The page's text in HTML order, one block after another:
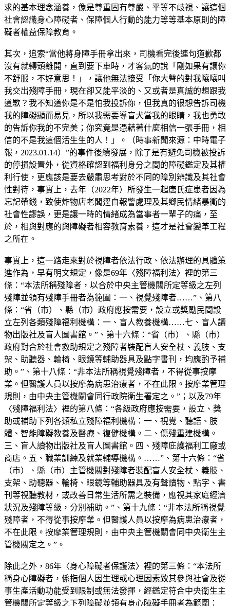
求的基本理念涵養，像是尊重固有尊嚴、平等不歧視、讓這個
社會認識身心障礙者、保障個人行動的能力等等基本原則的障
礙者權益保障教育。
其次，追索“當他將身障手冊拿出來，司機看完後連句道歉都
沒有就轉頭離開，直到要下車時，才客氣的說「剛如果有讓你
不舒服，不好意思！」，讓他無法接受「你大聲的對我嚷嚷叫
我交出殘障手冊，現在卻又能平淡的、又或者是真誠的想跟我
道歉？我不知道你是不是怕我投訴你，但我真的很想告訴司機
我的障礙顯而易見，所以我需要導盲犬當我的眼睛，我也勇敢
的告訴你我的不完美；你究竟是憑藉著什麼相信一張手冊，相
信的不是我這個活生生的人！」。（時事新聞來源：中時電子
報，2023.01.14）”的事件後續發展，除了是有避免司機被投訴
的停損設置外，從資格確認到福利身分之間的障礙鑑定及其權
利行使，更應該是要去嚴肅思考對於不同的障別辨識及其社會
性對待，事實上，去年（2022年）所發生一起唐氏症患者因為
忘記帶錢，致使炸物店老闆逕自報警處理及其鄉民情緒暴衝的
社會性謬誤，更是讓一時的情緒成為當事者一輩子的痛，至
於，相與對應的與障礙者相容教育素養，這才是社會變革工程
之所在。
事實上，這一路走來對於視障者依法行政、依法辦理的具體策
進作為，早有明文規定，像是69年〈殘障福利法〉裡的第三
條：“本法所稱殘障者，以合於中央主管機關所定等級之左列
殘障並領有殘障手冊者為範圍：一、視覺殘障者……”、第八
條：“省（市）、縣（市）政府應按需要，設立或獎勵民間設
立左列各類殘障福利機構：一、盲人教養機構……七、盲人讀
物出版社及盲人圖書館。”、第十六條：“省（市）、縣（市）
政府對合於社會救助規定之殘障者裝配盲人安全杖、義肢、支
架、助聽器、輪椅、眼鏡等輔助器具及點字書刊，均應酌予補
助。”、第十八條：“非本法所稱視覺殘障者，不得從事按摩
業。但醫護人員以按摩為病患治療者，不在此限。按摩業管理
規則，由中央主管機關會同行政院衛生署定之。”；以及79年
〈殘障福利法〉裡的第八條：“各級政府應按需要，設立、獎
助或補助下列各類私立殘障福利機構：一、視覺、聽語、肢
體、智能障礙教養及醫療、復健機構。二、傷殘重建機構。
三、盲人讀物出版社及盲人圖書館。四、殘障庇護福利工廠或
商店。五、職業訓練及就業輔導機構。……”、第十六條：“省
（市）、縣（市）主管機關對殘障者裝配盲人安全杖、義肢、
支架、助聽器、輪椅、眼鏡等輔助器具及有聲讀物、點字、書
刊等視聽教材，或改善日常生活所需之裝備，應視其家庭經濟
狀況及殘障等級，分別補助。”、第十九條：“非本法所稱視覺
殘障者，不得從事按摩業。但醫護人員以按摩為病患治療者，
不在此限。按摩業管理規則，由中央主管機關會同中央衛生主
管機關定之。”。
除此之外，86年〈身心障礙者保護法〉裡的第三條：“本法所
稱身心障礙者，係指個人因生理或心理因素致其參與社會及從
事生產活動功能受到限制或無法發揮，經鑑定符合中央衛生主
管機關所定等級之下列障礙並領有身心障礙手冊者為範圍：